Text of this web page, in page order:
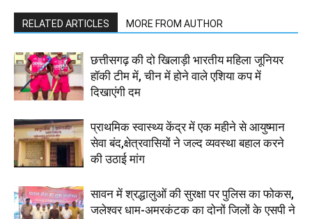
RELATED ARTICLES MORE FROM AUTHOR
छत्तीसगढ़ की दो खिलाड़ी भारतीय महिला जूनियर
हॉकी टीम में, चीन में होने वाले एशिया कप में
दिखाएंगी दम
प्राथमिक स्वास्थ्य केंद्र में एक महीने से आयुष्मान
सेवा बंद,क्षेत्रवासियों ने जल्द व्यवस्था बहाल करने
की उठाई मांग
सावन में श्रद्धालुओं की सुरक्षा पर पुलिस का फोकस,
जलेश्वर धाम-अमरकंटक का दोनों जिलों के एसपी ने